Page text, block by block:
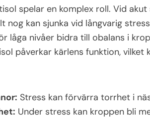
spelar en komplex roll. Vid
nog kan sjunka vid långvarig
låga nivåer bidra till obalans i
påverkar kärlens funktion, vilket
Stress kan förvärra torrhet i
Under stress kan kroppen bli